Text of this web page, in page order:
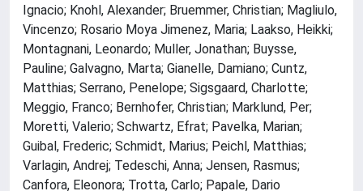
Ignacio; Knohl, Alexander; Bruemmer, Christian; Magliulo,
Vincenzo; Rosario Moya Jimenez, Maria; Laakso, Heikki;
Montagnani, Leonardo; Muller, Jonathan; Buysse,
Pauline; Galvagno, Marta; Gianelle, Damiano; Cuntz,
Matthias; Serrano, Penelope; Sigsgaard, Charlotte;
Meggio, Franco; Bernhofer, Christian; Marklund, Per;
Moretti, Valerio; Schwartz, Efrat; Pavelka, Marian;
Guibal, Frederic; Schmidt, Marius; Peichl, Matthias;
Varlagin, Andrej; Tedeschi, Anna; Jensen, Rasmus;
Canfora, Eleonora; Trotta, Carlo; Papale, Dario